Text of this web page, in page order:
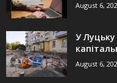
August 6,
У Луцьку
August 6,